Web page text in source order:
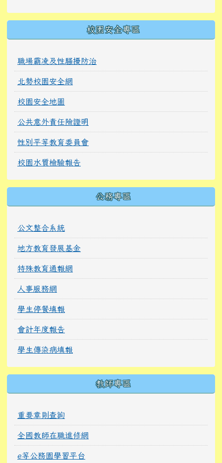
校園安全專區
職場霸凌及性騷擾防治
北勢校園安全網
校園安全地圖
公共意外責任險證明
性別平等教育委員會
校園水質檢驗報告
公務專區
公文整合系統
地方教育發展基金
特殊教育通報網
人事服務網
學生停餐填報
會計年度報告
學生傳染病填報
教師專區
重要章則查詢
全國教師在職進修網
e等公務園學習平台